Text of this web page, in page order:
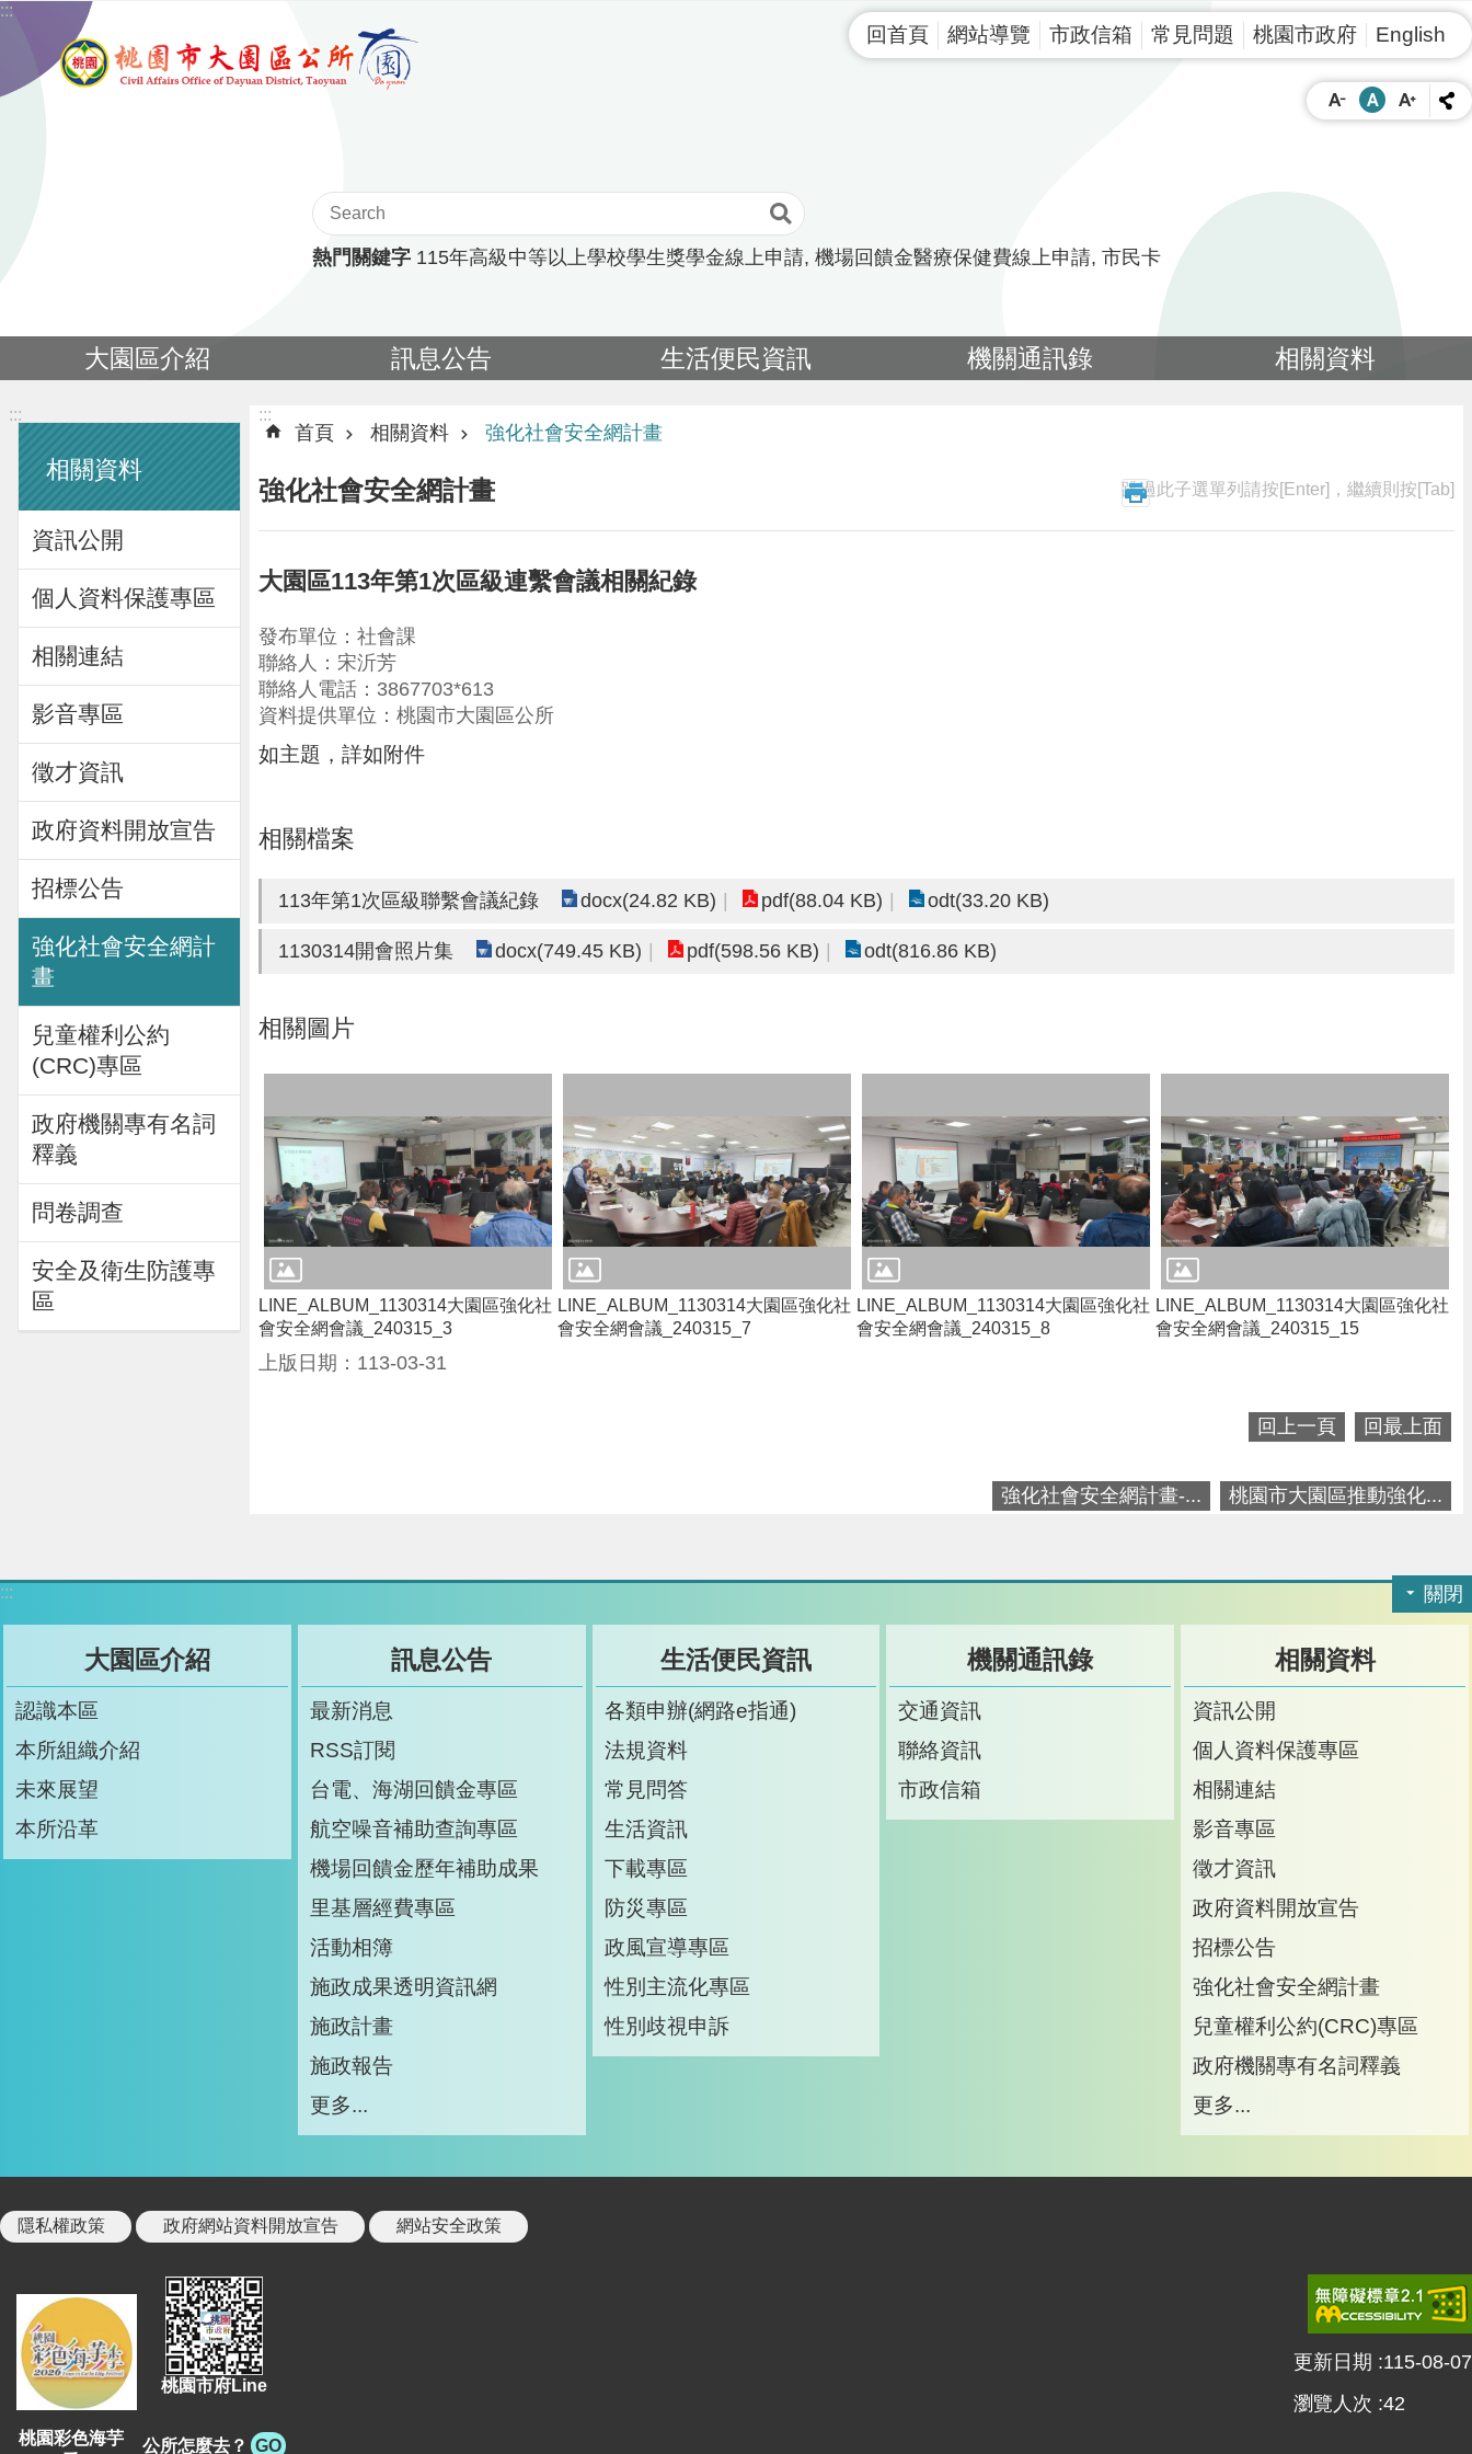
跳到主要內容區塊
:::
回首頁 網站導覽 市政信箱 常見問題 桃園市政府 English
熱門關鍵字 115年高級中等以上學校學生獎學金線上申請 機場回饋金醫療保健費線上申請 市民卡
大園區介紹 訊息公告 生活便民資訊 機關通訊錄 相關資料
:::
相關資料
資訊公開
個人資料保護專區
相關連結
影音專區
徵才資訊
政府資料開放宣告
招標公告
強化社會安全網計
畫
兒童權利公約
(CRC)專區
政府機關專有名詞
釋義
問卷調查
安全及衛生防護專
區
:::
首頁 相關資料 強化社會安全網計畫
強化社會安全網計畫 跳過此子選單列請按[Enter]，繼續則按[Tab]
大園區113年第1次區級連繫會議相關紀錄
發布單位：社會課
聯絡人：宋沂芳
聯絡人電話：3867703*613
資料提供單位：桃園市大園區公所
如主題，詳如附件
相關檔案
113年第1次區級聯繫會議紀錄 docx(24.82 KB) pdf(88.04 KB) odt(33.20 KB)
1130314開會照片集 docx(749.45 KB) pdf(598.56 KB) odt(816.86 KB)
相關圖片
LINE_ALBUM_1130314大園區強化社
會安全網會議_240315_3
LINE_ALBUM_1130314大園區強化社
會安全網會議_240315_7
LINE_ALBUM_1130314大園區強化社
會安全網會議_240315_8
LINE_ALBUM_1130314大園區強化社
會安全網會議_240315_15
上版日期：113-03-31
回上一頁 回最上面
強化社會安全網計畫-... 桃園市大園區推動強化...
關閉
:::
大園區介紹
認識本區
本所組織介紹
未來展望
本所沿革
訊息公告
最新消息
RSS訂閱
台電、海湖回饋金專區
航空噪音補助查詢專區
機場回饋金歷年補助成果
里基層經費專區
活動相簿
施政成果透明資訊網
施政計畫
施政報告
更多...
生活便民資訊
各類申辦(網路e指通)
法規資料
常見問答
生活資訊
下載專區
防災專區
政風宣導專區
性別主流化專區
性別歧視申訴
機關通訊錄
交通資訊
聯絡資訊
市政信箱
相關資料
資訊公開
個人資料保護專區
相關連結
影音專區
徵才資訊
政府資料開放宣告
招標公告
強化社會安全網計畫
兒童權利公約(CRC)專區
政府機關專有名詞釋義
更多...
隱私權政策 政府網站資料開放宣告 網站安全政策
桃園彩色海芋
桃園市府Line
公所怎麼去？ GO
更新日期 115-08-07
瀏覽人次 42